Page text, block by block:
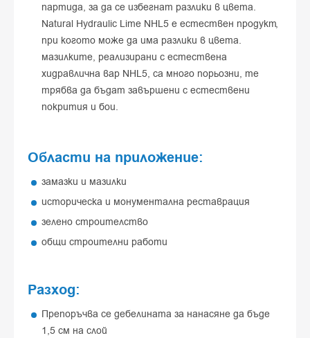
партида, за да се избегнат разлики в цвета.
Natural Hydraulic Lime NHL5 е естествен продукт,
при когото може да има разлики в цвета.
мазилките, реализирани с естествена
хидравлична вар NHL5, са много порьозни, те
трябва да бъдат завършени с естествени
покрития и бои.
Области на приложение:
замазки и мазилки
историческа и монументална реставрация
зелено строителство
общи строителни работи
Разход:
Препоръчва се дебелината за нанасяне да бъде
1,5 см на слой